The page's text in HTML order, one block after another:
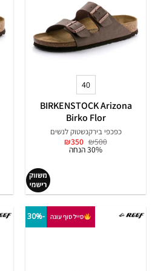
40
BIRKENSTOCK Arizona
Birko Flor
כפכפי בירקנשטוק לנשים
₪500 המחיר
המקורי
₪350 המחיר
30% הנחה
סייל סוף עונה -30%